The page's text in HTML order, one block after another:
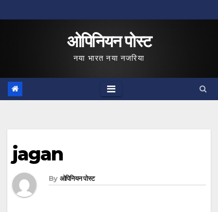
to
ओपिनियन पोस्ट
नया भारत नया नजरिया
jagan
By ओपिनियन पोस्ट